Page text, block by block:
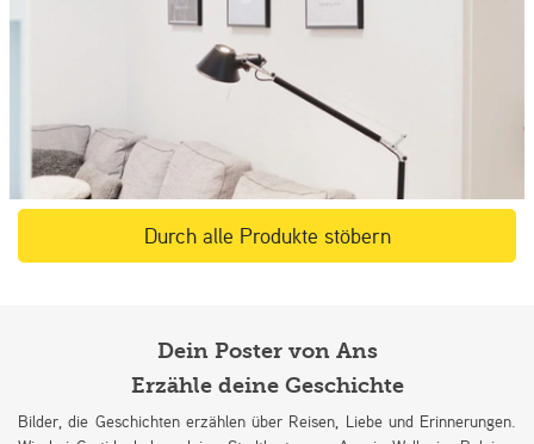
Durch alle Produkte stöbern
Dein Poster von Ans
Erzähle deine Geschichte
Bilder, die Geschichten erzählen über Reisen, Liebe und Erinnerungen.